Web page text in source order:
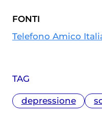
TAG
depressione
specialmente in
infantile
FONTI
Telefono Amico